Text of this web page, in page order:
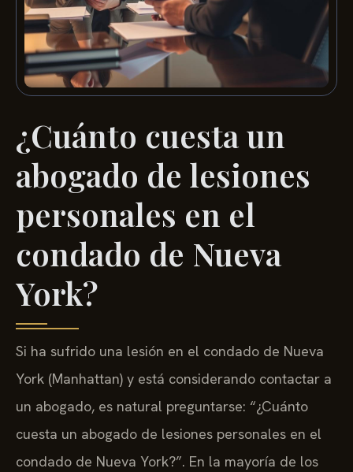
¿Cuánto cuesta un
abogado de lesiones
personales en el
condado de Nueva
York?
Si ha sufrido una lesión en el condado de Nueva
York (Manhattan) y está considerando contactar a
un abogado, es natural preguntarse: “¿Cuánto
cuesta un abogado de lesiones personales en el
condado de Nueva York?”. En la mayoría de los